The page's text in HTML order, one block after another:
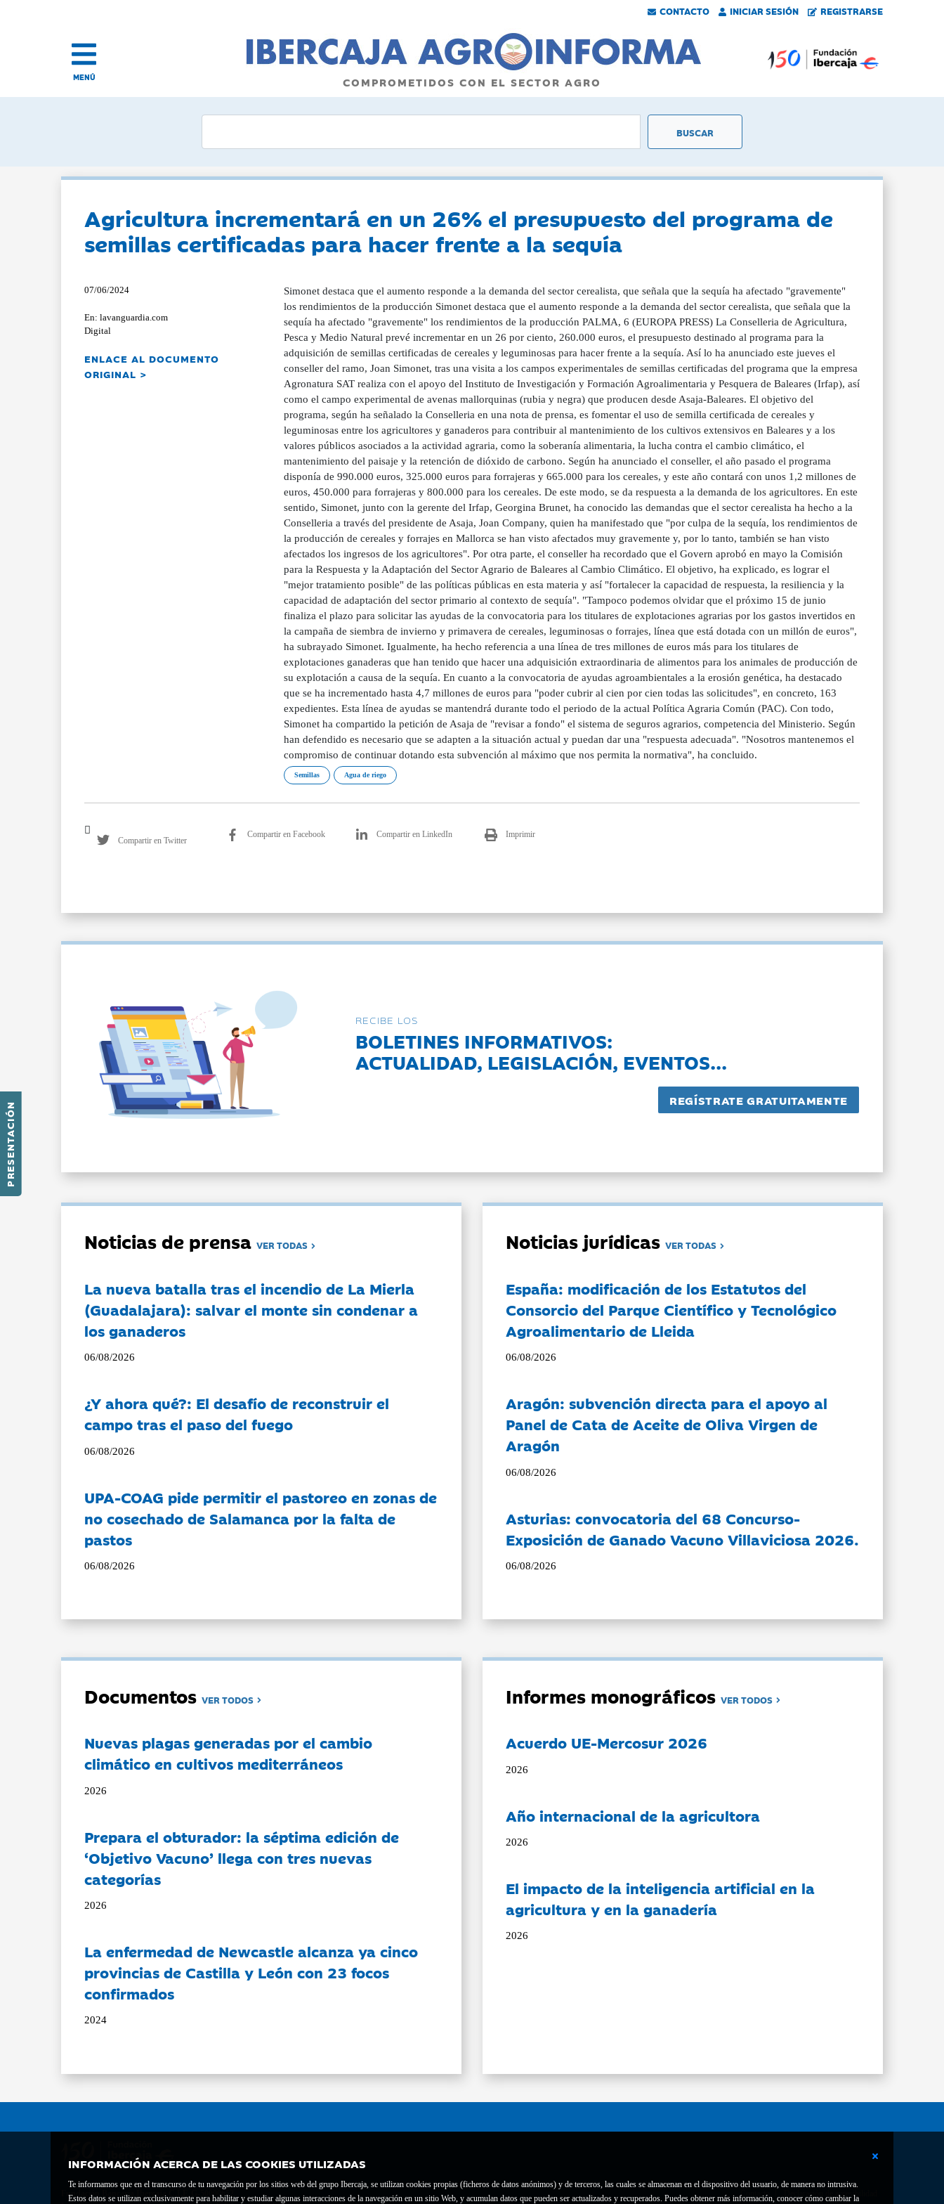
CONTACTO INICIAR SESIÓN REGISTRARSE
PRESENTACIÓN
MENÚ COMPROMETIDOS CON EL SECTOR AGRO
INFORMACIÓN ACERCA DE LAS COOKIES UTILIZADAS
Te informamos que en el transcurso de tu navegación por los sitios web del grupo Ibercaja, se utilizan cookies propias (ficheros de datos anónimos) y de terceros, las cuales se almacenan en el dispositivo del usuario, de manera no intrusiva.
Estos datos se utilizan exclusivamente para habilitar y estudiar algunas interacciones de la navegación en un sitio Web, y acumulan datos que pueden ser actualizados y recuperados. Puedes obtener más información, conocer cómo cambiar la
Agricultura incrementará en un 26% el presupuesto del programa de
semillas certificadas para hacer frente a la sequía
07/06/2024
En: lavanguardia.com
Digital
ENLACE AL DOCUMENTO
ORIGINAL >
Simonet destaca que el aumento responde a la demanda del sector cerealista, que señala que la sequía ha afectado "gravemente"
los rendimientos de la producción Simonet destaca que el aumento responde a la demanda del sector cerealista, que señala que la
sequía ha afectado "gravemente" los rendimientos de la producción PALMA, 6 (EUROPA PRESS) La Conselleria de Agricultura,
Pesca y Medio Natural prevé incrementar en un 26 por ciento, 260.000 euros, el presupuesto destinado al programa para la
adquisición de semillas certificadas de cereales y leguminosas para hacer frente a la sequía. Así lo ha anunciado este jueves el
conseller del ramo, Joan Simonet, tras una visita a los campos experimentales de semillas certificadas del programa que la empresa
Agronatura SAT realiza con el apoyo del Instituto de Investigación y Formación Agroalimentaria y Pesquera de Baleares (Irfap), así
como el campo experimental de avenas mallorquinas (rubia y negra) que producen desde Asaja-Baleares. El objetivo del
programa, según ha señalado la Conselleria en una nota de prensa, es fomentar el uso de semilla certificada de cereales y
leguminosas entre los agricultores y ganaderos para contribuir al mantenimiento de los cultivos extensivos en Baleares y a los
valores públicos asociados a la actividad agraria, como la soberanía alimentaria, la lucha contra el cambio climático, el
mantenimiento del paisaje y la retención de dióxido de carbono. Según ha anunciado el conseller, el año pasado el programa
disponía de 990.000 euros, 325.000 euros para forrajeras y 665.000 para los cereales, y este año contará con unos 1,2 millones de
euros, 450.000 para forrajeras y 800.000 para los cereales. De este modo, se da respuesta a la demanda de los agricultores. En este
sentido, Simonet, junto con la gerente del Irfap, Georgina Brunet, ha conocido las demandas que el sector cerealista ha hecho a la
Conselleria a través del presidente de Asaja, Joan Company, quien ha manifestado que "por culpa de la sequía, los rendimientos de
la producción de cereales y forrajes en Mallorca se han visto afectados muy gravemente y, por lo tanto, también se han visto
afectados los ingresos de los agricultores". Por otra parte, el conseller ha recordado que el Govern aprobó en mayo la Comisión
para la Respuesta y la Adaptación del Sector Agrario de Baleares al Cambio Climático. El objetivo, ha explicado, es lograr el
"mejor tratamiento posible" de las políticas públicas en esta materia y así "fortalecer la capacidad de respuesta, la resiliencia y la
capacidad de adaptación del sector primario al contexto de sequía". "Tampoco podemos olvidar que el próximo 15 de junio
finaliza el plazo para solicitar las ayudas de la convocatoria para los titulares de explotaciones agrarias por los gastos invertidos en
la campaña de siembra de invierno y primavera de cereales, leguminosas o forrajes, línea que está dotada con un millón de euros",
ha subrayado Simonet. Igualmente, ha hecho referencia a una línea de tres millones de euros más para los titulares de
explotaciones ganaderas que han tenido que hacer una adquisición extraordinaria de alimentos para los animales de producción de
su explotación a causa de la sequía. En cuanto a la convocatoria de ayudas agroambientales a la erosión genética, ha destacado
que se ha incrementado hasta 4,7 millones de euros para "poder cubrir al cien por cien todas las solicitudes", en concreto, 163
expedientes. Esta línea de ayudas se mantendrá durante todo el periodo de la actual Política Agraria Común (PAC). Con todo,
Simonet ha compartido la petición de Asaja de "revisar a fondo" el sistema de seguros agrarios, competencia del Ministerio. Según
han defendido es necesario que se adapten a la situación actual y puedan dar una "respuesta adecuada". "Nosotros mantenemos el
compromiso de continuar dotando esta subvención al máximo que nos permita la normativa", ha concluido.
Semillas Agua de riego
Compartir en Twitter
Compartir en Facebook Compartir en LinkedIn Imprimir
RECIBE LOS
BOLETINES INFORMATIVOS:
ACTUALIDAD, LEGISLACIÓN, EVENTOS...
Noticias de prensaVER TODAS
La nueva batalla tras el incendio de La Mierla
(Guadalajara): salvar el monte sin condenar a
los ganaderos
06/08/2026
¿Y ahora qué?: El desafío de reconstruir el
campo tras el paso del fuego
06/08/2026
UPA-COAG pide permitir el pastoreo en zonas de
no cosechado de Salamanca por la falta de
pastos
06/08/2026
Noticias jurídicasVER TODAS
España: modificación de los Estatutos del
Consorcio del Parque Científico y Tecnológico
Agroalimentario de Lleida
06/08/2026
Aragón: subvención directa para el apoyo al
Panel de Cata de Aceite de Oliva Virgen de
Aragón
06/08/2026
Asturias: convocatoria del 68 Concurso-
Exposición de Ganado Vacuno Villaviciosa 2026.
06/08/2026
DocumentosVER TODOS
Nuevas plagas generadas por el cambio
climático en cultivos mediterráneos
2026
Prepara el obturador: la séptima edición de
‘Objetivo Vacuno’ llega con tres nuevas
categorías
2026
La enfermedad de Newcastle alcanza ya cinco
provincias de Castilla y León con 23 focos
confirmados
2024
Informes monográficosVER TODOS
Acuerdo UE-Mercosur 2026
2026
Año internacional de la agricultora
2026
El impacto de la inteligencia artificial en la
agricultura y en la ganadería
2026
Fundación Bancaria Ibercaja C.I.F. G-50000652.
Contacto Declaración de accesibilidad